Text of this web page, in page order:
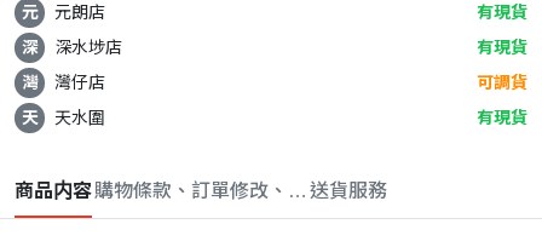
元
元朗店
有現貨
深
深水埗店
有現貨
灣
灣仔店
可調貨
天
天水圍 有現貨
商品内容購物條款、訂單修改、取消與退款政策
送貨服務